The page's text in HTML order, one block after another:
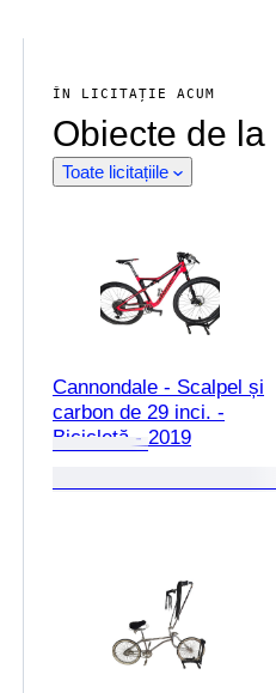
ÎN LICITAȚIE ACUM
Obiecte de la
Toate licitațiile
Cannondale - Scalpel și
carbon de 29 inci. -
Bicicletă - 2019